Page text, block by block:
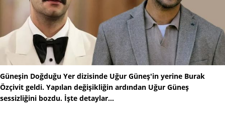
Güneşin Doğduğu Yer dizisinde Uğur Güneş'in yerine Burak
Özçivit geldi. Yapılan değişikliğin ardından Uğur Güneş
sessizliğini bozdu. İşte detaylar...